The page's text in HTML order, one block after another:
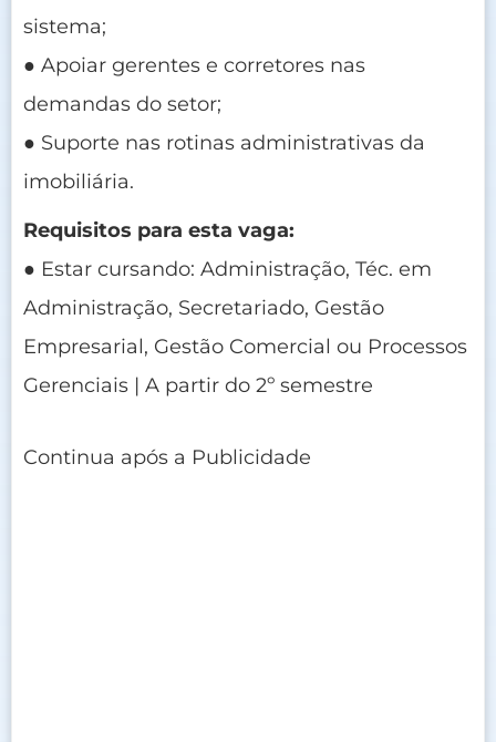
sistema;
● Apoiar gerentes e corretores nas
demandas do setor;
● Suporte nas rotinas administrativas da
imobiliária.
Requisitos para esta vaga:
● Estar cursando: Administração, Téc. em
Administração, Secretariado, Gestão
Empresarial, Gestão Comercial ou Processos
Gerenciais | A partir do 2º semestre
Continua após a Publicidade